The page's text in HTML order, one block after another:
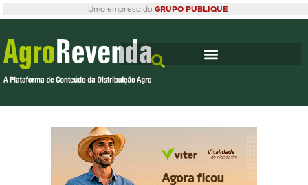
Uma empresa do GRUPO PUBLIQUE